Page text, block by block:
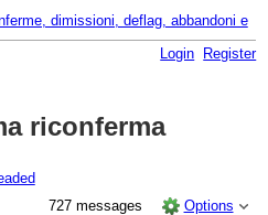
dimissioni, deflag, abbandoni e
Login
Register
riconferma
727 messages
Options